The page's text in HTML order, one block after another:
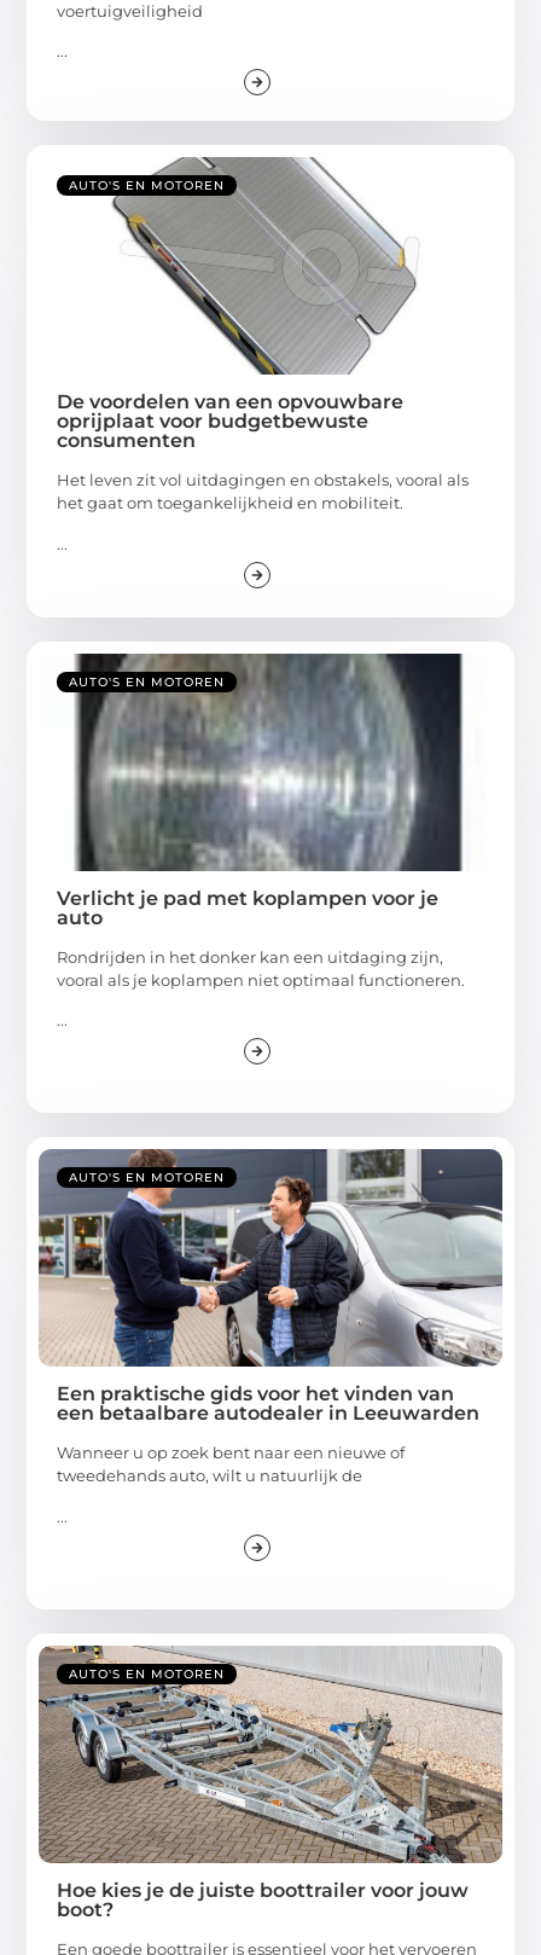
voertuigveiligheid
...
AUTO'S EN MOTOREN
De voordelen van een opvouwbare
oprijplaat voor budgetbewuste
consumenten
Het leven zit vol uitdagingen en obstakels, vooral als
het gaat om toegankelijkheid en mobiliteit.
...
AUTO'S EN MOTOREN
Verlicht je pad met koplampen voor je
auto
Rondrijden in het donker kan een uitdaging zijn,
vooral als je koplampen niet optimaal functioneren.
...
AUTO'S EN MOTOREN
Een praktische gids voor het vinden van
een betaalbare autodealer in Leeuwarden
Wanneer u op zoek bent naar een nieuwe of
tweedehands auto, wilt u natuurlijk de
...
AUTO'S EN MOTOREN
Hoe kies je de juiste boottrailer voor jouw
boot?
Een goede boottrailer is essentieel voor het vervoeren